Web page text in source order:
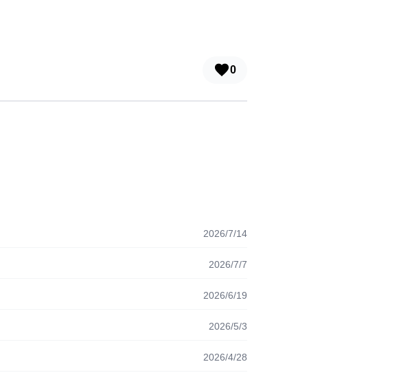
0
2026/7/14
2026/7/7
2026/6/19
2026/5/3
2026/4/28